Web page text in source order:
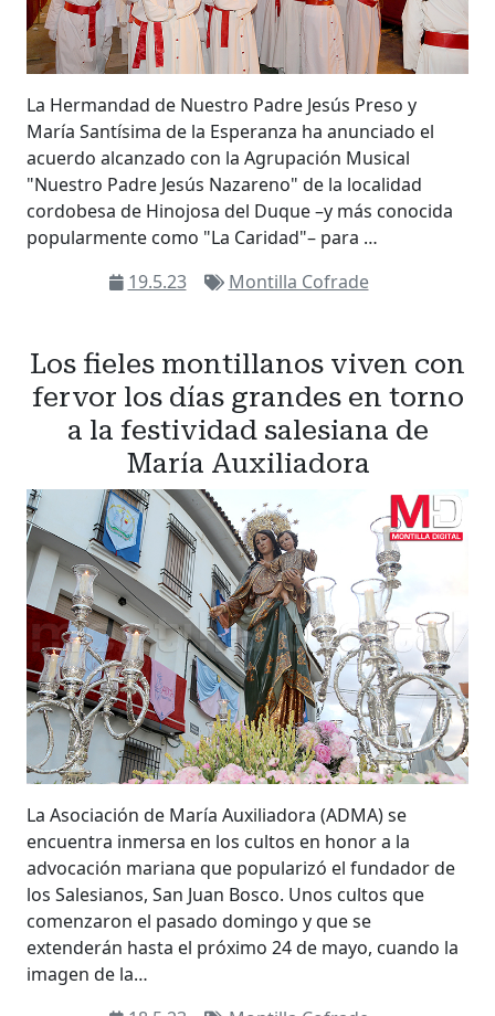
La Hermandad de Nuestro Padre Jesús Preso y
María Santísima de la Esperanza ha anunciado el
acuerdo alcanzado con la Agrupación Musical
"Nuestro Padre Jesús Nazareno" de la localidad
cordobesa de Hinojosa del Duque –y más conocida
popularmente como "La Caridad"– para …
19.5.23
Montilla Cofrade
Los fieles montillanos viven con
fervor los días grandes en torno
a la festividad salesiana de
María Auxiliadora
La Asociación de María Auxiliadora (ADMA) se
encuentra inmersa en los cultos en honor a la
advocación mariana que popularizó el fundador de
los Salesianos, San Juan Bosco. Unos cultos que
comenzaron el pasado domingo y que se
extenderán hasta el próximo 24 de mayo, cuando la
imagen de la…